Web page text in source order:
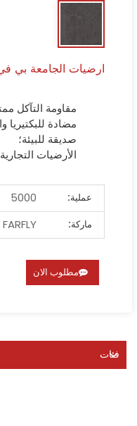
ارضيات الجامعة بي في سي 3
مقاومة التآكل
صديقة للبيئة؛
الأرضيات التجارية PVC مقاومة للضغط العالي.
عملية:
5000
ماركة:
FARFLY
مطلوب الان
فئات